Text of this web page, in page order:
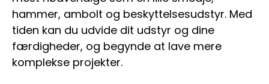
hammer, ambolt og beskyttelsesudstyr. Med
tiden kan du udvide dit udstyr og dine
færdigheder, og begynde at lave mere
komplekse projekter.